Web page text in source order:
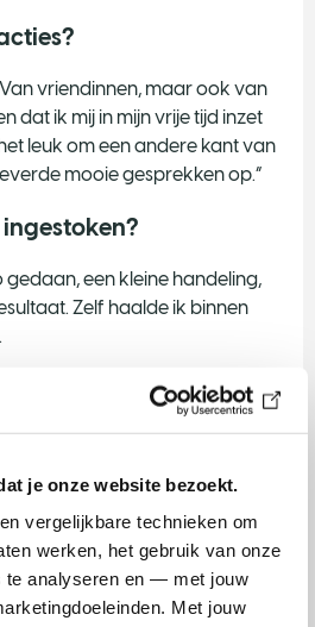
je onze website bezoekt.
vergelijkbare technieken om
werken, het gebruik van onze
te analyseren en — met jouw
Met jouw
vriendinnen, maar ook van
dat ik mij in mijn vrije tijd inzet
leuk om een andere kant van
mooie gesprekken op.”
gedaan, een kleine handeling,
Zelf haalde ik binnen
wat tijd besteedt aan het
Een foto uploaden, en
maken. Als iemand weet